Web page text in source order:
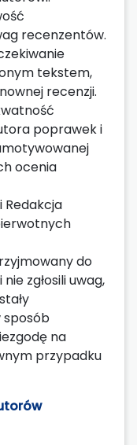
recenzentów.
tekstem,
recenzji.
poprawek i
ocenia
do
zgłosili uwag,
sposób
na
przypadku